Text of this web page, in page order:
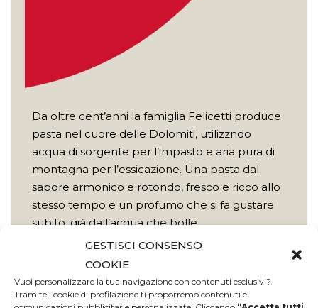
GESTISCI CONSENSO
COOKIE
Vuoi personalizzare la tua navigazione con contenuti esclusivi?
Tramite i cookie di profilazione ti proporremo contenuti e
Da oltre cent’anni la famiglia Felicetti produce
pasta nel cuore delle Dolomiti, utilizzndo
acqua di sorgente per l’impasto e aria pura di
montagna per l’essicazione. Una pasta dal
sapore armonico e rotondo, fresco e ricco allo
stesso tempo e un profumo che si fa gustare
subito, già dall’acqua che bolle.
Scopri di più